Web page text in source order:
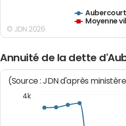
Aubercourt
Moyenne
© JDN 2026
Annuité de la dette
(Source : JDN d'après
4k